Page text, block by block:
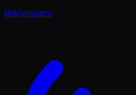
Marketplace